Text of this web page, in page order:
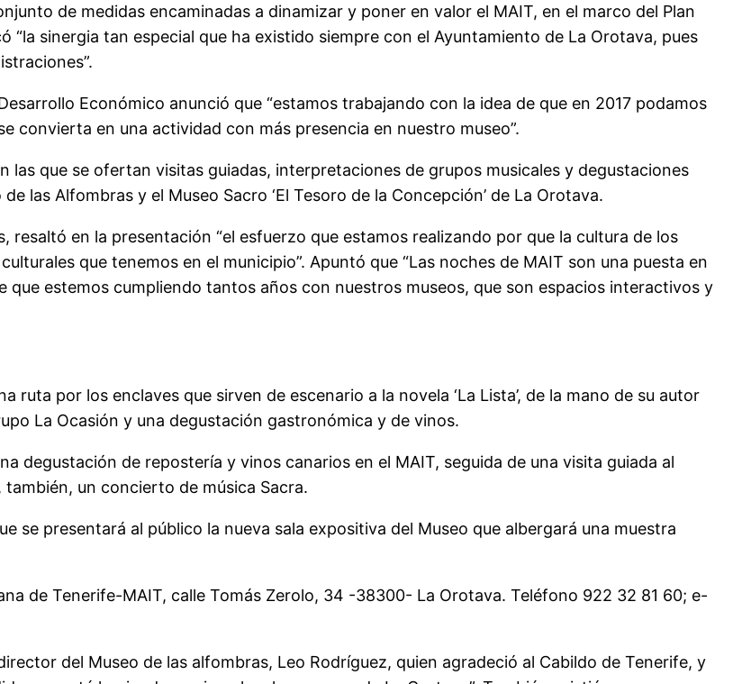
de medidas encaminadas a dinamizar y poner en valor el MAIT, en el marco del Plan
“la sinergia tan especial que ha existido siempre con el Ayuntamiento de La Orotava, pues
Económico anunció que “estamos trabajando con la idea de que en 2017 podamos
convierta en una actividad con más presencia en nuestro museo”.
las que se ofertan visitas guiadas, interpretaciones de grupos musicales y degustaciones
las Alfombras y el Museo Sacro ‘El Tesoro de la Concepción’ de La Orotava.
resaltó en la presentación “el esfuerzo que estamos realizando por que la cultura de los
que tenemos en el municipio”. Apuntó que “Las noches de MAIT son una puesta en
que estemos cumpliendo tantos años con nuestros museos, que son espacios interactivos y
por los enclaves que sirven de escenario a la novela ‘La Lista’, de la mano de su autor
La Ocasión y una degustación gastronómica y de vinos.
degustación de repostería y vinos canarios en el MAIT, seguida de una visita guiada al
también, un concierto de música Sacra.
se presentará al público la nueva sala expositiva del Museo que albergará una muestra
de Tenerife-MAIT, calle Tomás Zerolo, 34 -38300- La Orotava. Teléfono 922 32 81 60; e-
del Museo de las alfombras, Leo Rodríguez, quien agradeció al Cabildo de Tenerife, y